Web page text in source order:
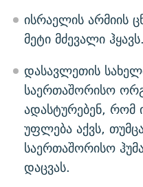
ისრაელის არმიის
მეტი მძევალი ჰყავს.
დასავლეთის
საერთაშორისო
ადასტურებენ, რომ
უფლება აქვს,
საერთაშორისო
დაცვას.